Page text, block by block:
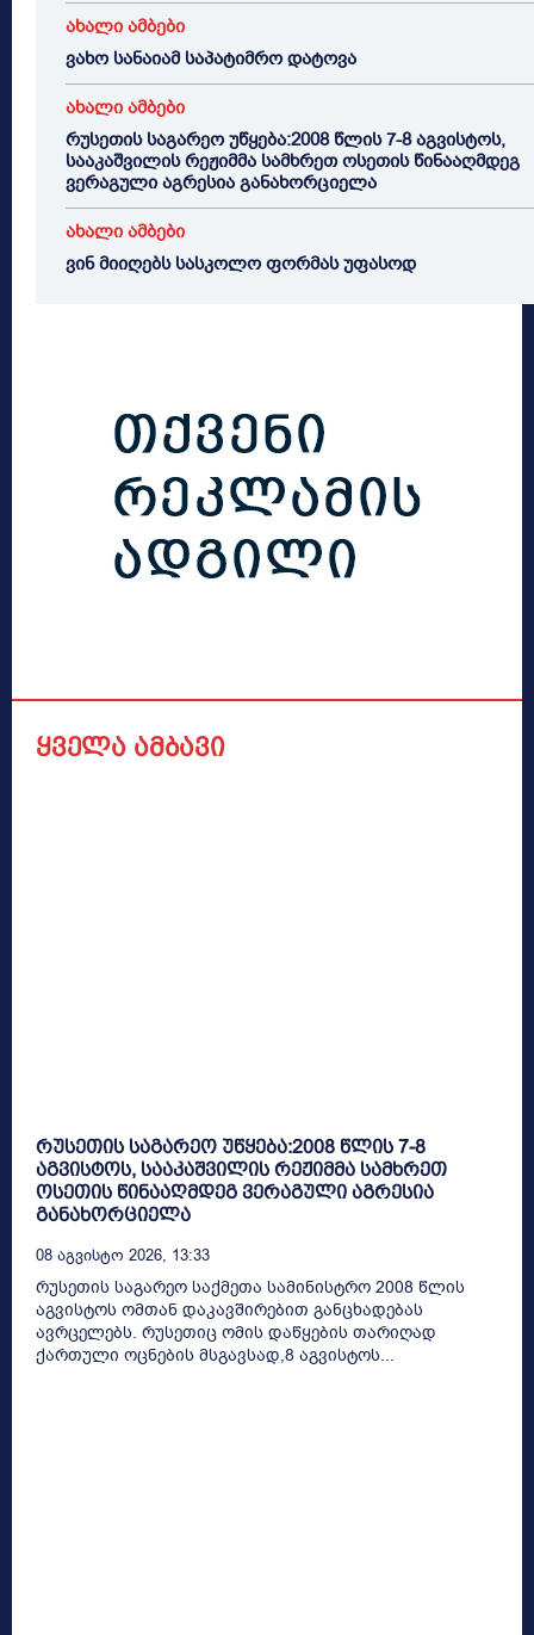
ახალი ამბები
ვახო სანაიამ საპატიმრო დატოვა
ახალი ამბები
რუსეთის საგარეო უწყება:2008 წლის 7-8 აგვისტოს,
სააკაშვილის რეჟიმმა სამხრეთ ოსეთის წინააღმდეგ
ვერაგული აგრესია განახორციელა
ახალი ამბები
ვინ მიიღებს სასკოლო ფორმას უფასოდ
ყველა ამბავი
რუსეთის საგარეო უწყება:2008 წლის 7-8
აგვისტოს, სააკაშვილის რეჟიმმა სამხრეთ
ოსეთის წინააღმდეგ ვერაგული აგრესია
განახორციელა
08 Აგვისტო 2026, 13:33
რუსეთის საგარეო საქმეთა სამინისტრო 2008 წლის
აგვისტოს ომთან დაკავშირებით განცხადებას
ავრცელებს. რუსეთიც ომის დაწყების თარიღად
ქართული ოცნების მსგავსად,8 აგვისტოს...